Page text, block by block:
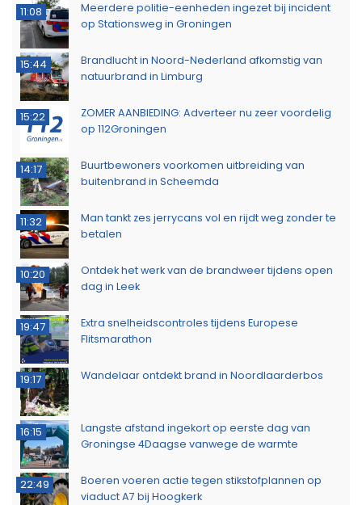
11:08
Meerdere politie-eenheden ingezet bij incident
op Stationsweg in Groningen
15:44
Brandlucht in Noord-Nederland afkomstig van
natuurbrand in Limburg
15:22
ZOMER AANBIEDING: Adverteer nu zeer voordelig
op 112Groningen
14:17
Buurtbewoners voorkomen uitbreiding van
buitenbrand in Scheemda
11:32
Man tankt zes jerrycans vol en rijdt weg zonder te
betalen
10:20
Ontdek het werk van de brandweer tijdens open
dag in Leek
19:47
Extra snelheidscontroles tijdens Europese
Flitsmarathon
19:17 Wandelaar ontdekt brand in Noordlaarderbos
16:15
Langste afstand ingekort op eerste dag van
Groningse 4Daagse vanwege de warmte
22:49
Boeren voeren actie tegen stikstofplannen op
viaduct A7 bij Hoogkerk